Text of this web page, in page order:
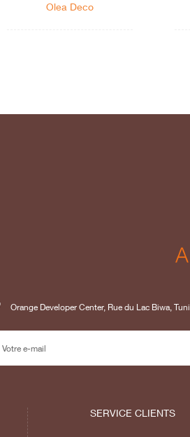
Olea Deco
Orange Developer Center, Rue du Lac Biwa,
SERVICE CLIENTS